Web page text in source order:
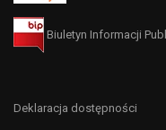
Biuletyn Informacji
Deklaracja dostępności